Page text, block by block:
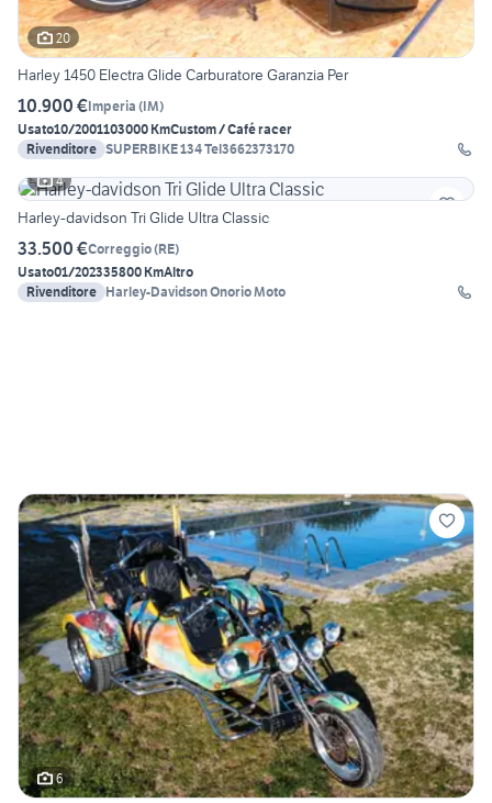
20
Harley 1450 Electra Glide Carburatore Garanzia Per
10.900 €Imperia (IM)
Usato10/2001103000 KmCustom / Café racer
Rivenditore SUPERBIKE 134 Tel3662373170
4
Harley-davidson Tri Glide Ultra Classic
33.500 €Correggio(RE)
Usato01/202335800 KmAltro
Rivenditore Harley-Davidson Onorio Moto
6